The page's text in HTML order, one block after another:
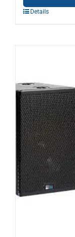
nach:
Details